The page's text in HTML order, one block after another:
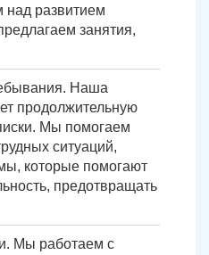
развитием
занятия,
Наша
продолжительную
Мы помогаем
ситуаций,
которые помогают
предотвращать
Мы работаем с